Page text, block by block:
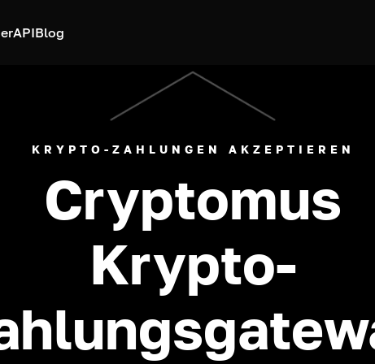
APIBlog
KRYPTO-ZAHLUNGEN AKZEPTIEREN
Cryptomus
Krypto-